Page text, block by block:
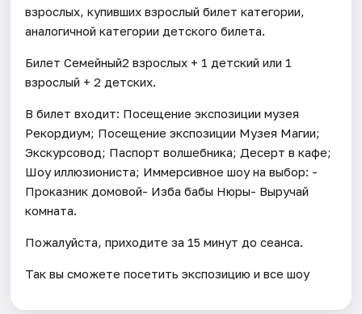
взрослых, купивших взрослый билет категории,
аналогичной категории детского билета.
Билет Семейный2 взрослых + 1 детский или 1
взрослый + 2 детских.
В билет входит: Посещение экспозиции музея
Рекордиум; Посещение экспозиции Музея Магии;
Экскурсовод; Паспорт волшебника; Десерт в кафе;
Шоу иллюзиониста; Иммерсивное шоу на выбор: -
Проказник домовой- Изба бабы Нюры- Выручай
комната.
Пожалуйста, приходите за 15 минут до сеанса.
Так вы сможете посетить экспозицию и все шоу